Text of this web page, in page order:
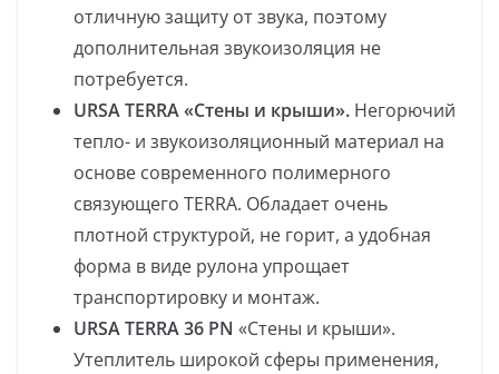
отличную защиту от звука, поэтому
дополнительная звукоизоляция не
потребуется.
URSATERRA «Стены и крыши». Негорючий
тепло- и звукоизоляционный материал на
основе современного полимерного
связующего TERRA. Обладает очень
плотной структурой, не горит, а удобная
форма в виде рулона упрощает
транспортировку и монтаж.
URSATERRA 36 PN «Стены и крыши».
Утеплитель широкой сферы применения,